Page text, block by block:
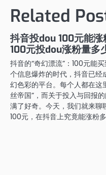
导
航
Related
抖音投dou 100元能
100元投dou涨粉量多
抖音的“奇幻漂流”：100元能
个信息爆炸的时代，抖音已经
幻色彩的平台。每个人都在这
丝帝国”，而关于投入与回报
满了好奇。今天，我们就来聊
100元，在抖音上究竟能涨粉